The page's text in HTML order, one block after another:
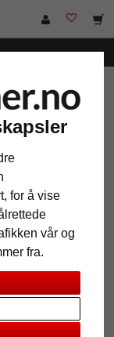
for å vise
vår og
fra.
formater